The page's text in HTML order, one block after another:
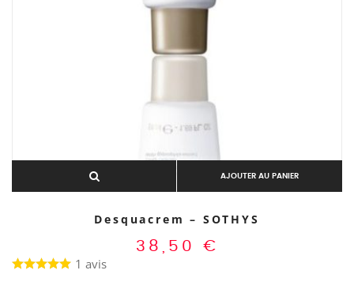
AJOUTER AU PANIER
Desquacrem – SOTHYS
38,50 €
1 avis